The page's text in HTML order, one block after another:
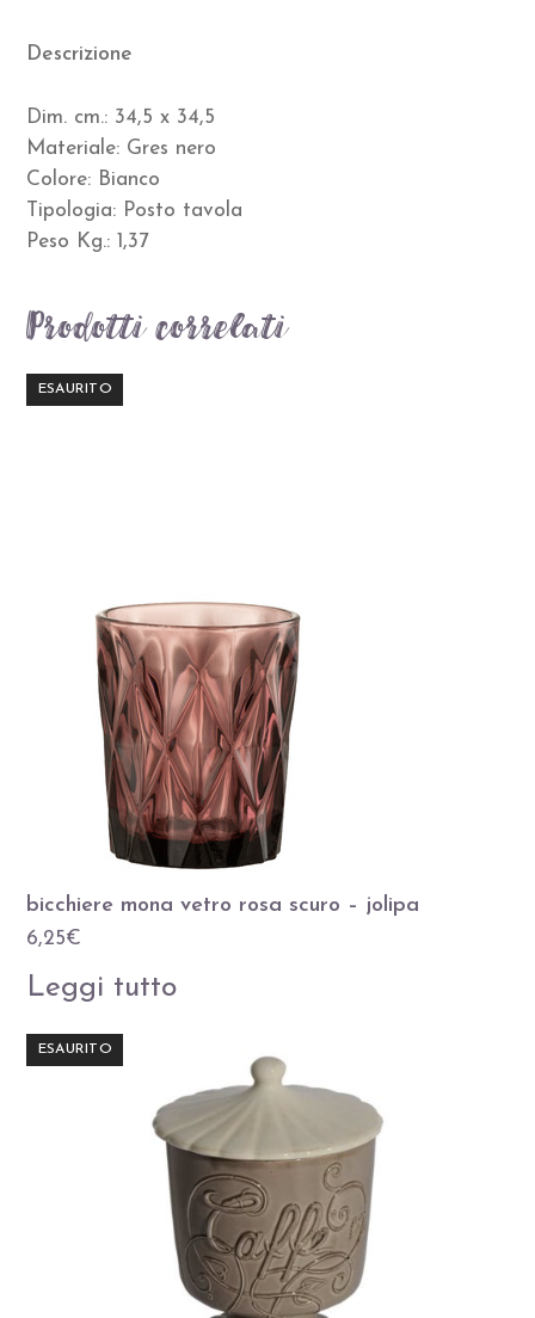
Descrizione
Dim. cm.: 34,5 x 34,5
Materiale: Gres nero
Colore: Bianco
Tipologia: Posto tavola
Peso Kg.: 1,37
Prodotti correlati
ESAURITO
bicchiere mona vetro rosa scuro – jolipa
6,25€
Leggi tutto
ESAURITO